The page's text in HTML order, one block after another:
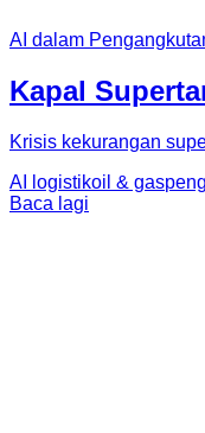
AI dalam
Kapal
Krisis kekurangan
AI logistikoil & gas
Baca lagi